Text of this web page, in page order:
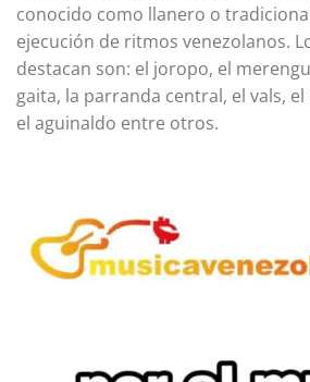
conocido como llanero o
ejecución de ritmos venezolanos.
destacan son: el joropo, el
gaita, la parranda central, el vals, el
el aguinaldo entre otros.